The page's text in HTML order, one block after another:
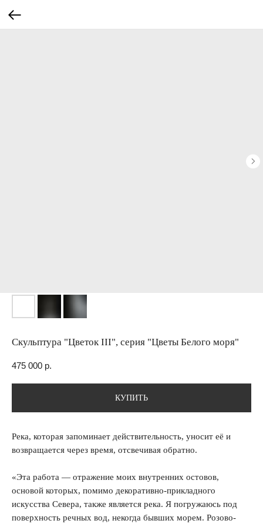
Скульптура "Цветок III", серия "Цветы Белого моря"
475 000 р.
КУПИТЬ
Река, которая запоминает действительность, уносит её и
возвращается через время, отсвечивая обратно.
«Эта работа — отражение моих внутренних остовов,
основой которых, помимо декоративно-прикладного
искусства Севера, также является река. Я погружаюсь под
поверхность речных вод, некогда бывших морем. Розово-